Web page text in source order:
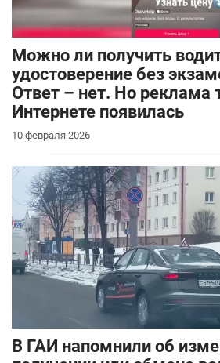
Можно ли получить
удостоверение без
Ответ – нет. Но реклама
Интернете появилась
10 февраля 2026
В ГАИ напомнили об